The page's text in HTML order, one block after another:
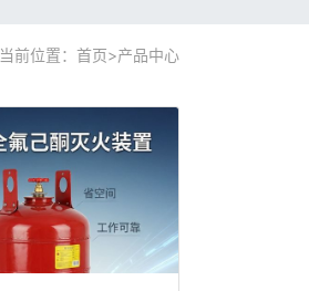
当前位置： 首页>产品中心